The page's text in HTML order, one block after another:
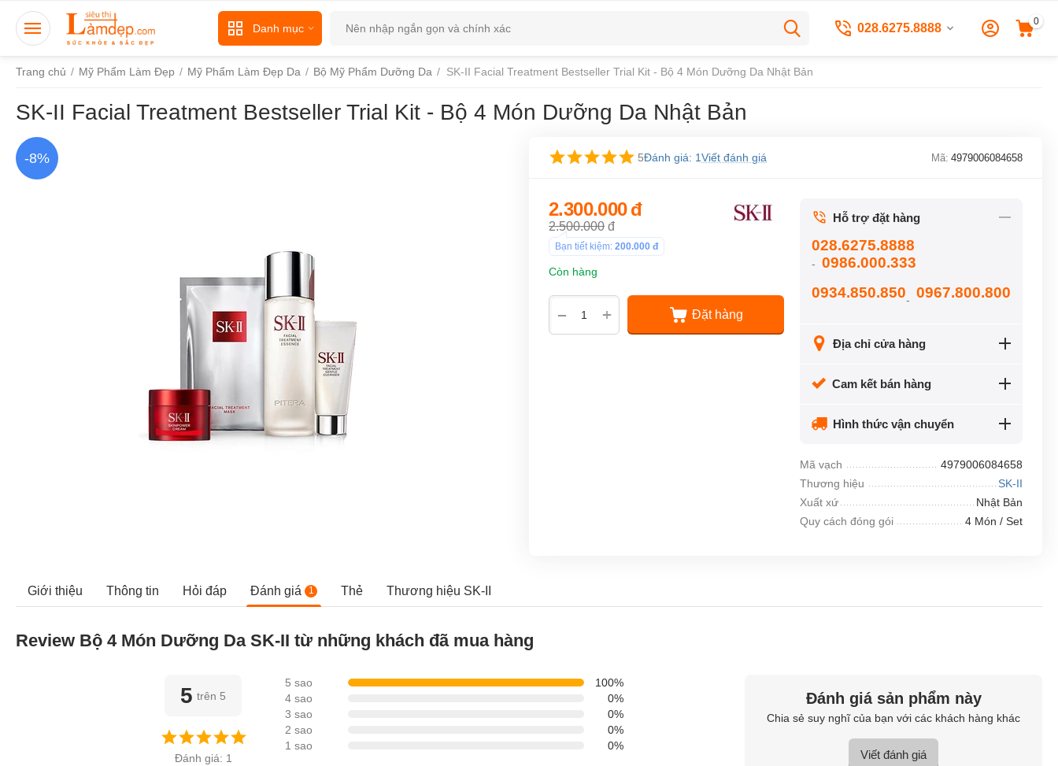
Danh mục 028.6275.8888 0
Trang chủ / Mỹ Phẩm Làm Đẹp / Mỹ Phẩm Làm Đẹp Da / Bộ Mỹ Phẩm Dưỡng Da / SK-II Facial Treatment Bestseller Trial Kit - Bộ 4 Món Dưỡng Da Nhật Bản
SK-II Facial Treatment Bestseller Trial Kit - Bộ 4 Món Dưỡng Da Nhật Bản
-8%
5Đánh giá: 1Viết đánh giá Mã: 4979006084658
2.300.000đ
2.500.000 đ
Bạn tiết kiệm: 200.000 đ
Còn hàng
+
− Đặt hàng
Hỗ trợ đặt hàng
028.6275.8888
- 0986.000.333
0934.850.850- 0967.800.800
Địa chỉ cửa hàng
Cam kết bán hàng
Hình thức vận chuyển
Mã vạch
4979006084658
Thương hiệu
SK-II
Xuất xứ
Nhật Bản
Quy cách đóng gói
4 Món / Set
Giới thiệu Thông tin Hỏi đáp Đánh giá 1 Thẻ Thương hiệu SK-II
Review Bộ 4 Món Dưỡng Da SK-II từ những khách đã mua hàng
5 trên 5
Đánh giá: 1
5 sao
100%
4 sao
0%
3 sao
0%
2 sao
0%
1 sao
0%
Đánh giá sản phẩm này
Chia sẻ suy nghĩ của bạn với các khách hàng khác
Viết đánh giá